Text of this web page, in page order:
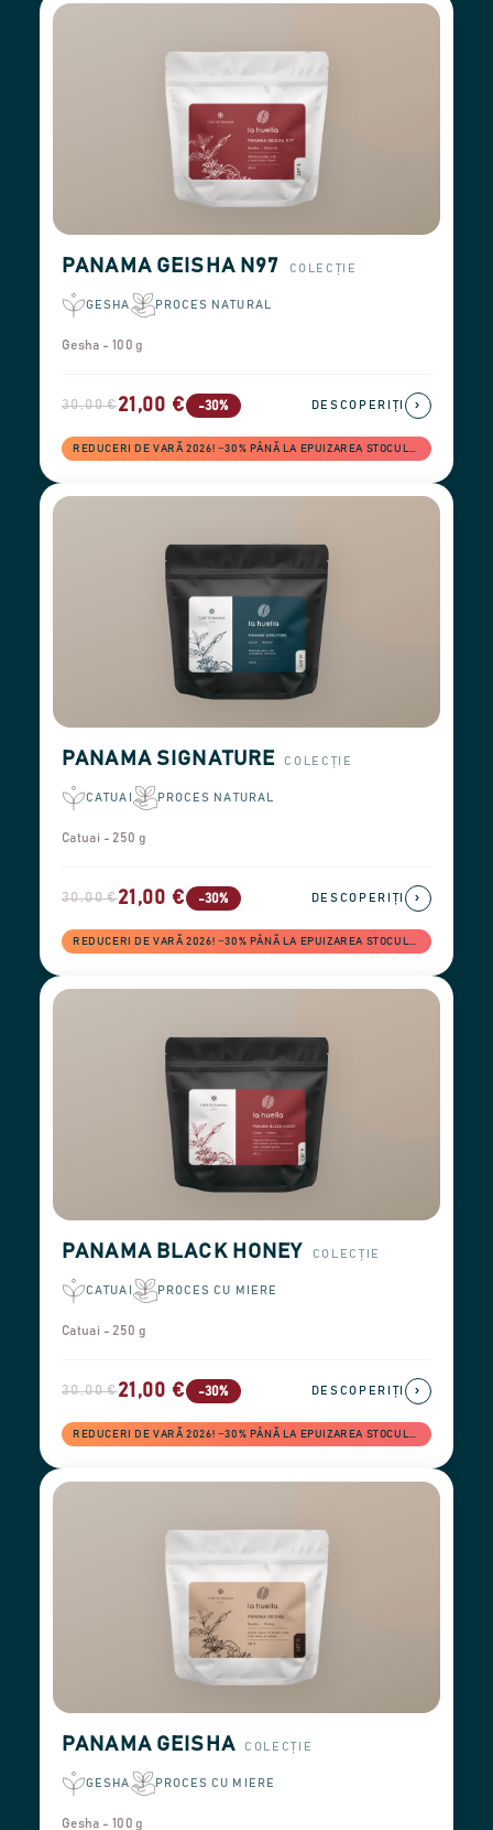
PANAMA GEISHA N97 COLECȚIE
GESHA PROCES NATURAL
Gesha - 100 g
30,00 €21,00 € -30%
REDUCERI DE VARĂ 2026! −30% PÂNĂ LA EPUIZAREA STOCULUI
DESCOPERIȚI ›
PANAMA SIGNATURE COLECȚIE
CATUAI PROCES NATURAL
Catuai - 250 g
30,00 €21,00 € -30%
REDUCERI DE VARĂ 2026! −30% PÂNĂ LA EPUIZAREA STOCULUI
DESCOPERIȚI ›
PANAMA BLACK HONEY COLECȚIE
CATUAI PROCES CU MIERE
Catuai - 250 g
30,00 €21,00 € -30%
REDUCERI DE VARĂ 2026! −30% PÂNĂ LA EPUIZAREA STOCULUI
DESCOPERIȚI ›
PANAMA GEISHA COLECȚIE
GESHA PROCES CU MIERE
Gesha - 100 g